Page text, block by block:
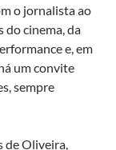
o jornalista ao
do cinema, da
e, em
um convite
sempre
de Oliveira,